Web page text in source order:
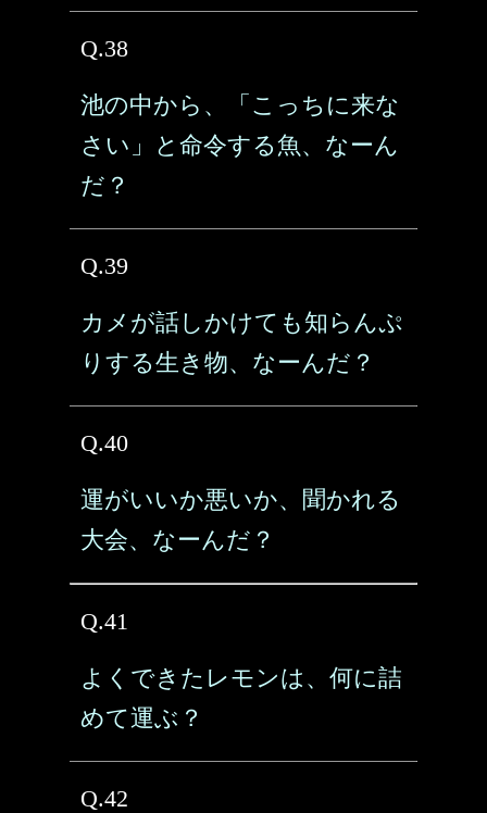
Q.38
池の中から、「こっちに来な
さい」と命令する魚、なーん
だ？
Q.39
カメが話しかけても知らんぷ
りする生き物、なーんだ？
Q.40
運がいいか悪いか、聞かれる
大会、なーんだ？
Q.41
よくできたレモンは、何に詰
めて運ぶ？
Q.42